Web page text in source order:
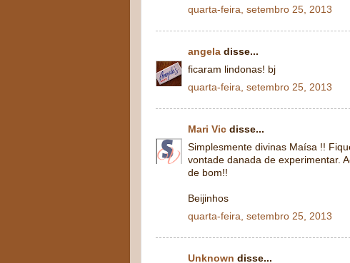
quarta-feira, setembro 25, 2013
angela disse...
ficaram lindonas! bj
quarta-feira, setembro 25, 2013
Mari Vic disse...
Simplesmente divinas Maísa !!
vontade danada de experimentar.
de bom!!
Beijinhos
quarta-feira, setembro 25, 2013
Unknown disse...